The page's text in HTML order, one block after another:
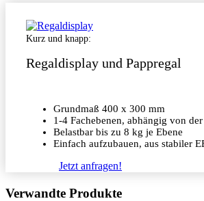
Kurz und knapp:
Regaldisplay und Pappregal
Grundmaß 400 x 300 mm
1-4 Fachebenen, abhängig von
Belastbar bis zu 8 kg je Ebene
Einfach aufzubauen, aus stabiler
Jetzt anfragen!
Verwandte Produkte